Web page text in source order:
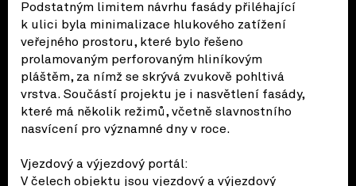
Podstatným limitem návrhu fasády přiléhající
k ulici byla minimalizace hlukového zatížení
veřejného prostoru, které bylo řešeno
prolamovaným perforovaným hliníkovým
pláštěm, za nímž se skrývá zvukově pohltivá
vrstva. Součástí projektu je i nasvětlení fasády,
které má několik režimů, včetně slavnostního
nasvícení pro významné dny v roce.
Vjezdový a výjezdový portál:
V čelech objektu jsou vjezdový a výjezdový